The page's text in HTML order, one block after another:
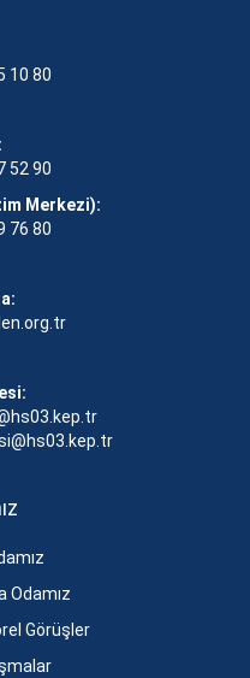
10 80
52 90
Merkezi):
76 80
Odamız
Görüşler